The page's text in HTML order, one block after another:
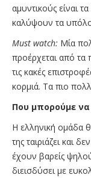
αμυντικούς είναι
καλύψουν τα
Must watch: Μία
προέρχεται από
τις κακές
κορμιά. Τα πιο
Που μπορούμε
Η ελληνική ομάδα
της ταιριάζει και
έχουν βαρείς
διεισδύσει με